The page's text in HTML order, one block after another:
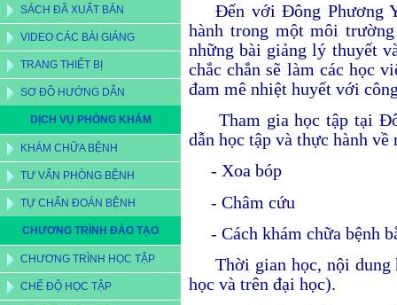
SÁCH ĐÃ XUẤT BẢN
VIDEO CÁC BÀI GIẢNG
TRANG THIẾT BỊ
SƠ ĐỒ HƯỚNG DẪN
DỊCH VỤ PHÒNG KHÁM
KHÁM CHỮA BỆNH
TƯ VẤN PHÒNG BỆNH
TỰ CHẨN ĐOÁN BỆNH
CHƯƠNG TRÌNH ĐÀO TẠO
CHƯƠNG TRÌNH HỌC TẬP
CHẾ ĐỘ HỌC TẬP
Đến với Đông Phương
hành trong một môi
những bài giảng lý thuyết
chắc chắn sẽ làm các học
đam mê nhiệt huyết với
Tham gia học tập tại
dẫn học tập và thực hành về
- Xoa bóp
- Châm cứu
- Cách khám chữa bệnh
Thời gian học, nội dung
học và trên đại học).